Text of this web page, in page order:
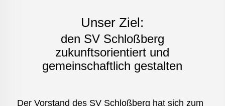
Unser Ziel:
den SV Schloßberg
zukunftsorientiert und
gemeinschaftlich gestalten
Der Vorstand des SV Schloßberg hat sich zum